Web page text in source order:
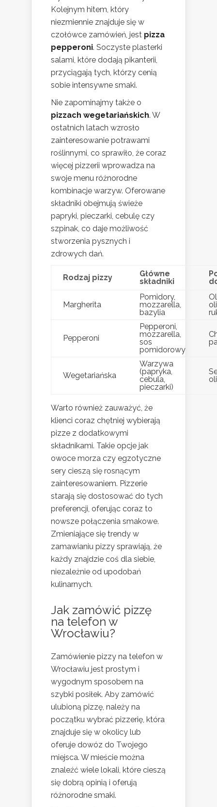
Kolejnym hitem, który
niezmiennie znajduje się w
czołówce zamówień, jest pizza
pepperoni. Soczyste plasterki
salami, które dodają pikanterii,
przyciągają tych, którzy cenią
sobie intensywne smaki.
Nie zapominajmy także o
pizzach wegetariańskich. W
ostatnich latach wzrosło
zainteresowanie potrawami
roślinnymi, co sprawiło, że coraz
więcej pizzerii wprowadza na
swoje menu różnorodne
kombinacje warzyw. Oferowane
składniki obejmują świeże
papryki, pieczarki, cebulę czy
szpinak, co daje możliwość
stworzenia pysznych i
zdrowych dań.
Rodzaj pizzy
Główne
składniki
Margherita
Pomidory,
mozzarella,
bazylia
Pepperoni
Pepperoni,
mozzarella,
sos
pomidorowy
Wegetariańska
Warzywa
(papryka,
cebula,
pieczarki)
Warto również zauważyć, że
klienci coraz chętniej wybierają
pizze z dodatkowymi
składnikami. Takie opcje jak
owoce morza czy egzotyczne
sery cieszą się rosnącym
zainteresowaniem. Pizzerie
starają się dostosować do tych
preferencji, oferując coraz to
nowsze połączenia smakowe.
Zmieniające się trendy w
zamawianiu pizzy sprawiają, że
każdy znajdzie coś dla siebie,
niezależnie od upodobań
kulinarnych.
Jak zamówić pizzę
na telefon w
Wrocławiu?
Zamówienie pizzy na telefon w
Wrocławiu jest prostym i
wygodnym sposobem na
szybki posiłek. Aby zamówić
ulubioną pizzę, należy na
początku wybrać pizzerię, która
znajduje się w okolicy lub
oferuje dowóz do Twojego
miejsca. W mieście można
znaleźć wiele lokali, które cieszą
się dobrą opinią i oferują
różnorodne smaki.